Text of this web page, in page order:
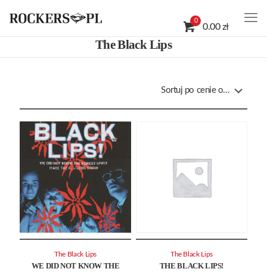
0
0.00 zł
The Black Lips
WE DID NOT KNOW THE
The Black Lips
THE BLACK LIPS!
The Black Lips